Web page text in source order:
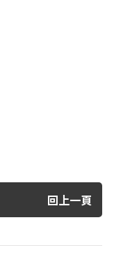
程序，
回上一頁